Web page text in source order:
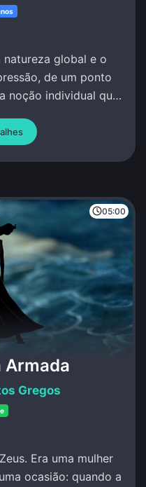
global e o
de um ponto
noção individual que
05:00
Armada
Gregos
Era uma mulher
ocasião: quando a